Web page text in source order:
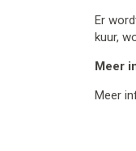
Er
kuur,
Meer
Meer